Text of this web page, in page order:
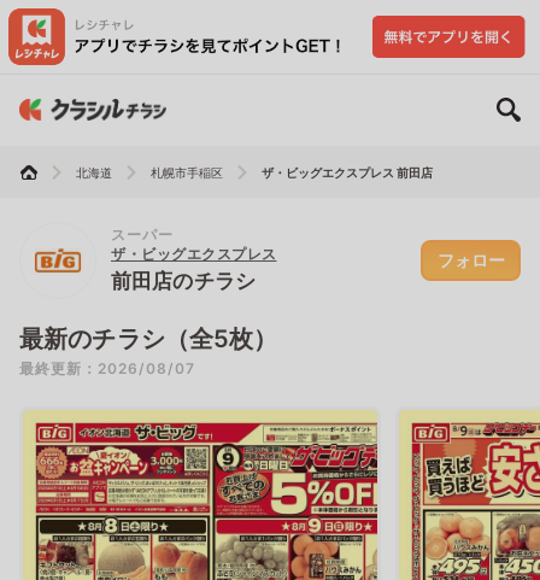
北海道 札幌市手稲区 ザ・ビッグエクスプレス 前田店
スーパー
ザ・ビッグエクスプレス
前田店のチラシ
フォロー
最新のチラシ（全5枚）
最終更新：2026/08/07